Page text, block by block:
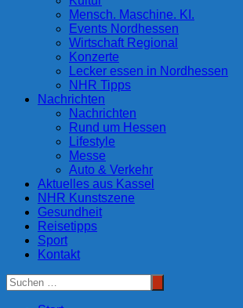
Mensch. Maschine. KI.
Events Nordhessen
Wirtschaft Regional
Konzerte
Lecker essen in Nordhessen
NHR Tipps
Nachrichten
Nachrichten
Rund um Hessen
Lifestyle
Messe
Auto & Verkehr
Aktuelles aus Kassel
NHR Kunstszene
Gesundheit
Reisetipps
Sport
Kontakt